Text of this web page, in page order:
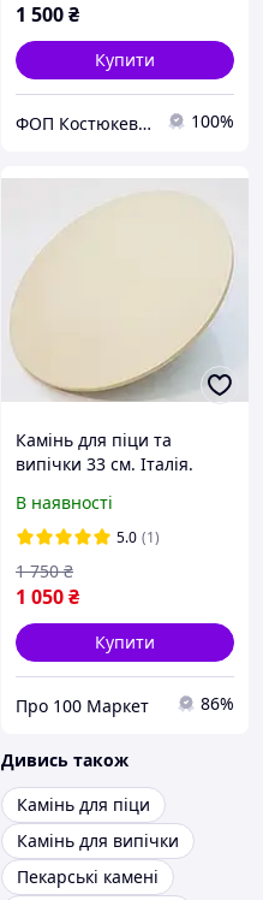
1 500₴
Купити
ФОП Костюкевич М.Є. 100%
Камінь для піци та
випічки 33 см. Італія.
екологічний склад
В наявності
5.0 (1)
1 050₴
1 750 ₴
Купити
Про 100 Маркет 86%
Дивись також
Камінь для піци
Камінь для випічки
Пекарські камені